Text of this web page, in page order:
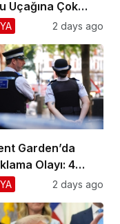
Uçağına Çok
2 days ago
Garden’da
Olayı: 4
1 Gözaltı2 days ago